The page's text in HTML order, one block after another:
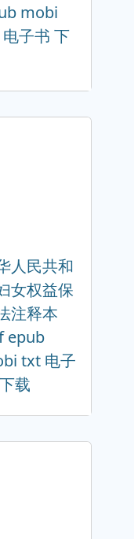
mobi
子书 下
人民共和
女权益保
注释本
epub
txt 电子
载